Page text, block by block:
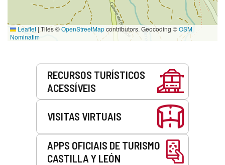
Leaflet | Tiles ©OpenStreetMapcontributors. Geocoding ©OSM
Nominatim
RECURSOS TURÍSTICOS
ACESSÍVEIS
VISITAS VIRTUAIS
APPS OFICIAIS DE TURISMO
CASTILLA Y LEÓN